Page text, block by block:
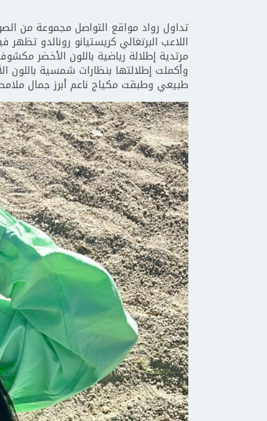
تداول رواد مواقع التواصل مجموعة من
اللاعب البرتغالي كريستيانو رونالدو
مرتدية إطلالة رياضية باللون الأخضر
وأكملت إطلالتها بنظارات شمسية
طبيعي وطبقت مكياج ناعم أبرز جمال